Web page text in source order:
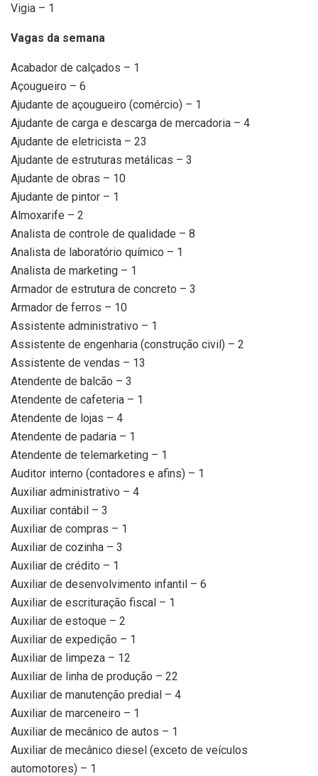
Vigia – 1
Vagas da semana
Acabador de calçados – 1
Açougueiro – 6
Ajudante de açougueiro (comércio) – 1
Ajudante de carga e descarga de mercadoria – 4
Ajudante de eletricista – 23
Ajudante de estruturas metálicas – 3
Ajudante de obras – 10
Ajudante de pintor – 1
Almoxarife – 2
Analista de controle de qualidade – 8
Analista de laboratório químico – 1
Analista de marketing – 1
Armador de estrutura de concreto – 3
Armador de ferros – 10
Assistente administrativo – 1
Assistente de engenharia (construção civil) – 2
Assistente de vendas – 13
Atendente de balcão – 3
Atendente de cafeteria – 1
Atendente de lojas – 4
Atendente de padaria – 1
Atendente de telemarketing – 1
Auditor interno (contadores e afins) – 1
Auxiliar administrativo – 4
Auxiliar contábil – 3
Auxiliar de compras – 1
Auxiliar de cozinha – 3
Auxiliar de crédito – 1
Auxiliar de desenvolvimento infantil – 6
Auxiliar de escrituração fiscal – 1
Auxiliar de estoque – 2
Auxiliar de expedição – 1
Auxiliar de limpeza – 12
Auxiliar de linha de produção – 22
Auxiliar de manutenção predial – 4
Auxiliar de marceneiro – 1
Auxiliar de mecânico de autos – 1
Auxiliar de mecânico diesel (exceto de veículos
automotores) – 1